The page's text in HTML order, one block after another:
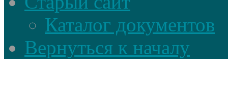
Каталог документов
Вернуться к началу